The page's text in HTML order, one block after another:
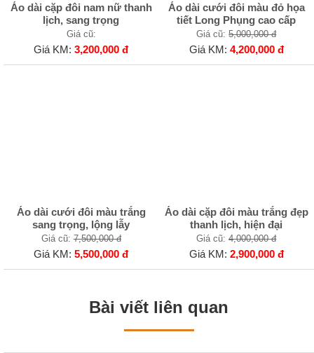
Áo dài cặp đôi nam nữ thanh
lịch, sang trọng
Giá cũ:
Giá KM:3,200,000 đ
Áo dài cưới đôi màu đỏ họa
tiết Long Phụng cao cấp
Giá cũ:5,000,000 đ
Giá KM: 4,200,000 đ
Áo dài cưới đôi màu trắng
sang trọng, lộng lẫy
Giá cũ:7,500,000 đ
Giá KM:5,500,000 đ
Áo dài cặp đôi màu trắng đẹp
thanh lịch, hiện đại
Giá cũ:4,000,000 đ
Giá KM: 2,900,000 đ
Bài viết liên quan